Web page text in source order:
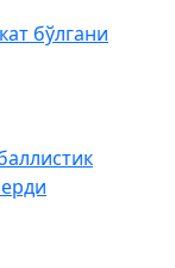
бўлгани